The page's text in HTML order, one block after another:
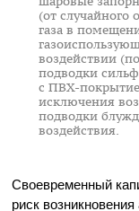
(от случайного
газа в
воздействии
подводки
с ПВХ-
исключения
подводки
воздействия.
Своевременный
риск